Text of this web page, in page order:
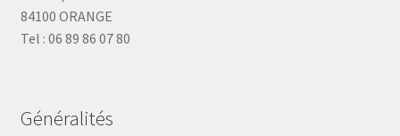
84100 ORANGE
Tel : 06 89 86 07 80
Généralités